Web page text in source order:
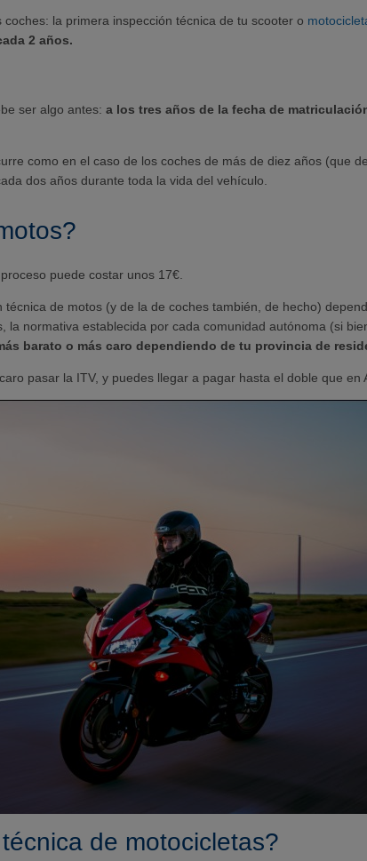
la primera inspección técnica de tu scooter o
2 años.
ser algo antes: a los tres años de la fecha de
como en el caso de los coches de más de diez años (que
dos años durante toda la vida del vehículo.
puede costar unos 17€.
de motos (y de la de coches también, de hecho)
normativa establecida por cada comunidad autónoma (si
barato o más caro dependiendo de tu provincia de
pasar la ITV, y puedes llegar a pagar hasta el doble que en
de motocicletas?